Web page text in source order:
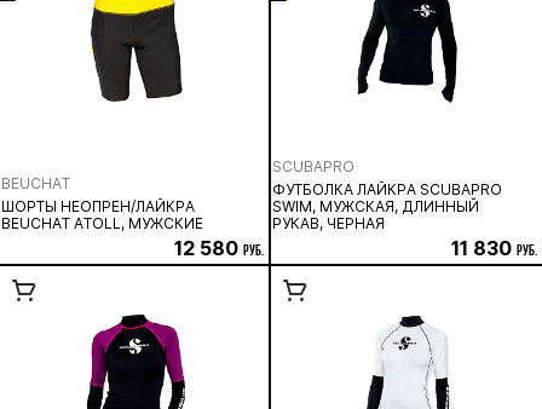
BEUCHAT
ШОРТЫ НЕОПРЕН/ЛАЙКРА
BEUCHAT ATOLL, МУЖСКИЕ
12 580 руб.
SCUBAPRO
ФУТБОЛКА ЛАЙКРА SCUBAPRO
SWIM, МУЖСКАЯ, ДЛИННЫЙ
РУКАВ, ЧЕРНАЯ
11 830 руб.